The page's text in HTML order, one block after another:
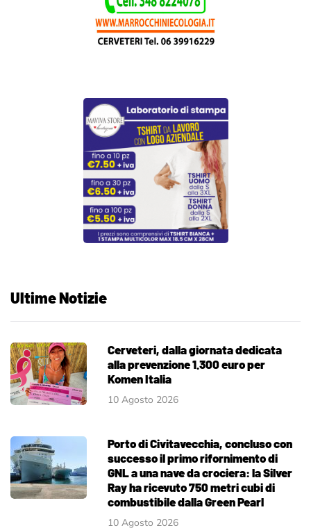
Ultime Notizie
Cerveteri, dalla giornata dedicata
alla prevenzione 1.300 euro per
Komen Italia
10 Agosto 2026
Porto di Civitavecchia, concluso con
successo il primo rifornimento di
GNL a una nave da crociera: la Silver
Ray ha ricevuto 750 metri cubi di
combustibile dalla Green Pearl
10 Agosto 2026